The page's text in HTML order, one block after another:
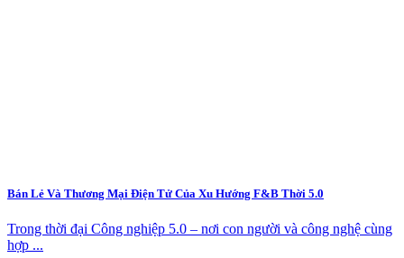
Bán Lẻ Và Thương Mại Điện Tử Của Xu Hướng F&B Thời 5.0
Trong thời đại Công nghiệp 5.0 – nơi con người và công nghệ cùng
hợp ...